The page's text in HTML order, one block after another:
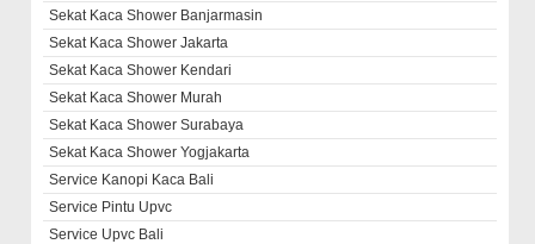
Sekat Kaca Shower Banjarmasin
Sekat Kaca Shower Jakarta
Sekat Kaca Shower Kendari
Sekat Kaca Shower Murah
Sekat Kaca Shower Surabaya
Sekat Kaca Shower Yogjakarta
Service Kanopi Kaca Bali
Service Pintu Upvc
Service Upvc Bali